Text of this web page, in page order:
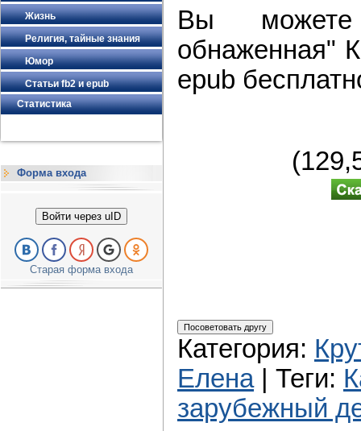
Жизнь
Религия, тайные знания
Юмор
Статьи fb2 и epub
Статистика
Форма входа
Войти через uID
Старая форма входа
Вы можете
обнаженная"
epub
Категория:
Елена| Теги:
зарубежный